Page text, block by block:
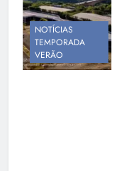
NOTÍCIAS
TEMPORADA
VERÃO